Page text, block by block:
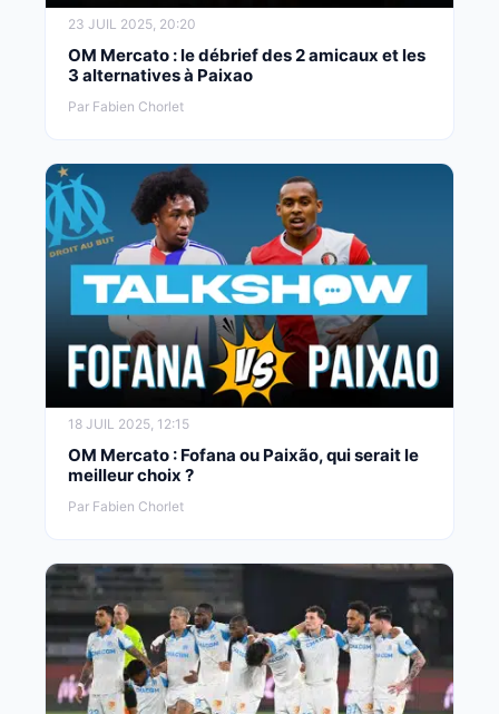
23 JUIL 2025, 20:20
OM Mercato : le débrief des 2 amicaux et les
3 alternatives à Paixao
Par Fabien Chorlet
18 JUIL 2025, 12:15
OM Mercato : Fofana ou Paixão, qui serait le
meilleur choix ?
Par Fabien Chorlet